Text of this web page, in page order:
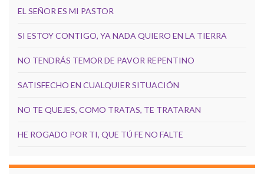
EL SEÑOR ES MI PASTOR
SI ESTOY CONTIGO, YA NADA QUIERO EN LA TIERRA
NO TENDRÁS TEMOR DE PAVOR REPENTINO
SATISFECHO EN CUALQUIER SITUACIÓN
NO TE QUEJES, COMO TRATAS, TE TRATARAN
HE ROGADO POR TI, QUE TÚ FE NO FALTE